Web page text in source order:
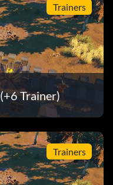
Trainers
Trainer)
Trainers